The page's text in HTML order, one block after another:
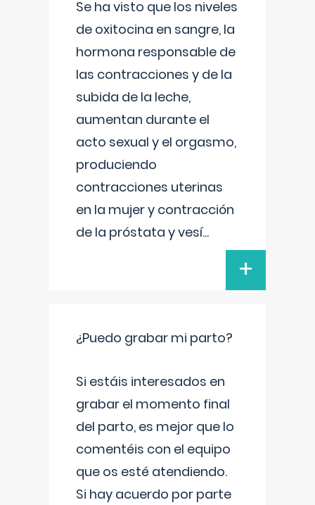
Se ha visto que los niveles
de oxitocina en sangre, la
hormona responsable de
las contracciones y de la
subida de la leche,
aumentan durante el
acto sexual y el orgasmo,
produciendo
contracciones uterinas
en la mujer y contracción
de la próstata y vesí...
+
¿Puedo grabar mi parto?
Si estáis interesados en
grabar el momento final
del parto, es mejor que lo
comentéis con el equipo
que os esté atendiendo.
Si hay acuerdo por parte